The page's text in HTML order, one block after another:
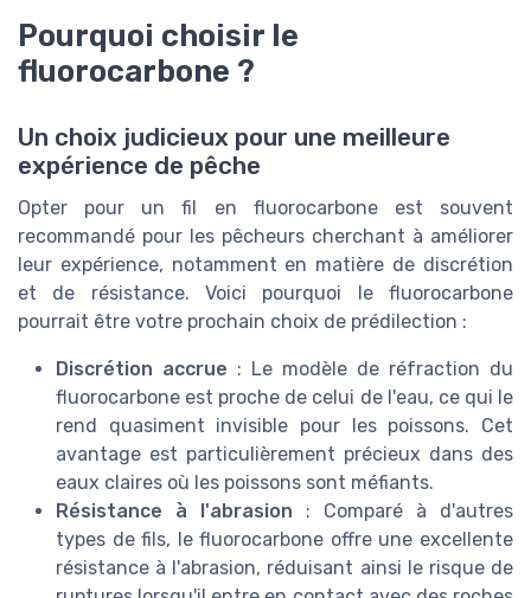
Pourquoi choisir le
fluorocarbone ?
Un choix judicieux pour une meilleure
expérience de pêche
Opter pour un fil en fluorocarbone est souvent
recommandé pour les pêcheurs cherchant à améliorer
leur expérience, notamment en matière de discrétion
et de résistance. Voici pourquoi le fluorocarbone
pourrait être votre prochain choix de prédilection :
Discrétion accrue : Le modèle de réfraction du
fluorocarbone est proche de celui de l'eau, ce qui le
rend quasiment invisible pour les poissons. Cet
avantage est particulièrement précieux dans des
eaux claires où les poissons sont méfiants.
Résistance à l'abrasion : Comparé à d'autres
types de fils, le fluorocarbone offre une excellente
résistance à l'abrasion, réduisant ainsi le risque de